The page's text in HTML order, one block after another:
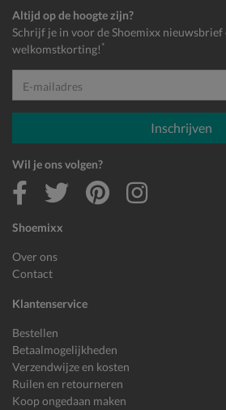
Shoemixx
Over ons
Contact
Klantenservice
Bestellen
Betaalmogelijkheden
Verzendwijze en kosten
Ruilen en retourneren
Koop ongedaan maken
Altijd op de hoogte zijn?
Schrijf je in voor de Shoemixx nieuwsbrief
welkomstkorting! *
E-mailadres
Inschrijven
Wil je ons volgen?